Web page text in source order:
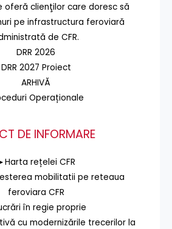
oferă clienţilor care doresc să
pe infrastructura feroviară
de CFR.
DRR 2026
DRR 2027 Proiect
ARHIVĂ
Operaționale
DE INFORMARE
rețelei CFR
mobilitatii pe reteaua
feroviara CFR
în regie proprie
cu modernizările trecerilor la